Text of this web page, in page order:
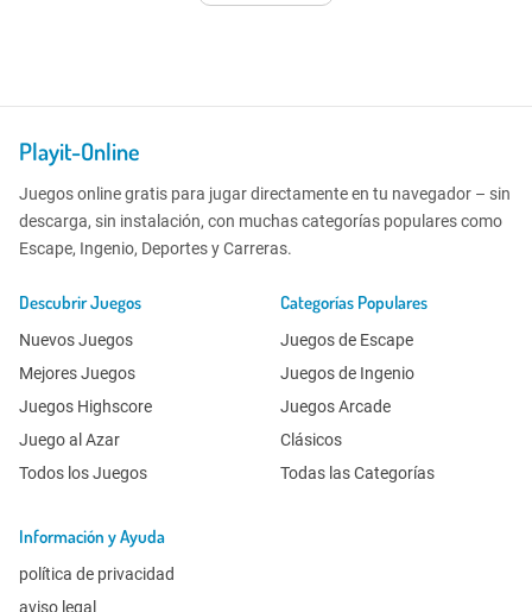
Playit-Online
Juegos online gratis para jugar directamente en tu navegador – sin
descarga, sin instalación, con muchas categorías populares como
Escape, Ingenio, Deportes y Carreras.
Descubrir Juegos
Nuevos Juegos
Mejores Juegos
Juegos Highscore
Juego al Azar
Todos los Juegos
Categorías Populares
Juegos de Escape
Juegos de Ingenio
Juegos Arcade
Clásicos
Todas las Categorías
Información y Ayuda
política de privacidad
aviso legal